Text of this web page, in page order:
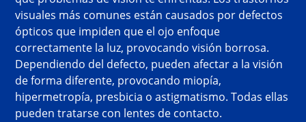
visuales más comunes están causados por defectos
ópticos que impiden que el ojo enfoque
correctamente la luz, provocando visión borrosa.
Dependiendo del defecto, pueden afectar a la visión
de forma diferente, provocando miopía,
hipermetropía, presbicia o astigmatismo. Todas ellas
pueden tratarse con lentes de contacto.